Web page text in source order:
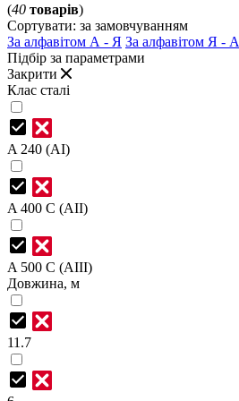
(40 товарів)
Сортувати: за замовчуванням
За алфавітом А - Я За алфавітом Я - А
Підбір за параметрами
Закрити
Клас сталі
A 240 (AI)
A 400 C (AII)
A 500 C (AIII)
Довжина, м
11.7